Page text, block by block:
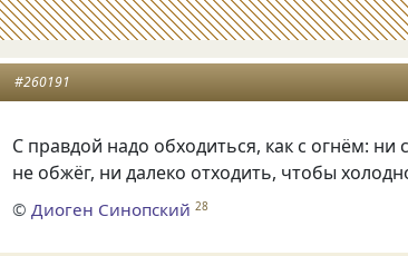
#260191
С правдой надо обходиться, как с огнём:
не обжёг, ни далеко отходить, чтобы
© Диоген Синопский 28